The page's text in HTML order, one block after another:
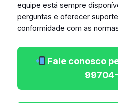
equipe está sempre
perguntas e oferecer
conformidade com as
Fale conosco